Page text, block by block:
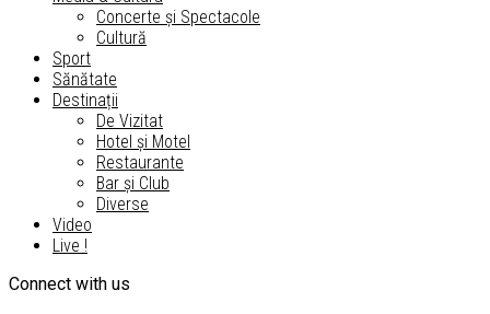
Concerte și Spectacole
Cultură
Sport
Sănătate
Destinații
De Vizitat
Hotel și Motel
Restaurante
Bar și Club
Diverse
Video
Live !
Connect with us